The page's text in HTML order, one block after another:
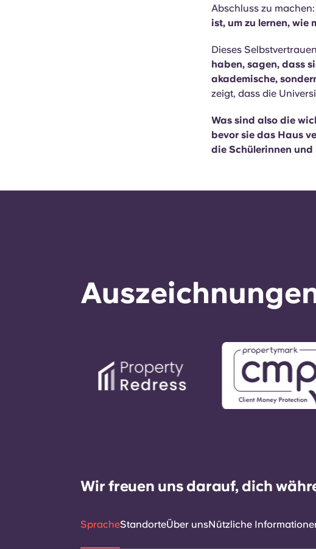
Abschluss zu machen:
ist, um zu lernen, wie
Dieses
haben, sagen, dass
akademische,
zeigt, dass die
Was sind also die
bevor sie das Haus
die Schülerinnen und
Wir freuen uns darauf, dich
SpracheStandorteÜber unsNützliche